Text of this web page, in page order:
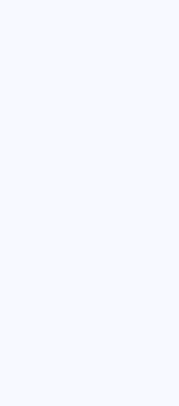
Situé au pied du
Cet
leur site pour
334 Route de